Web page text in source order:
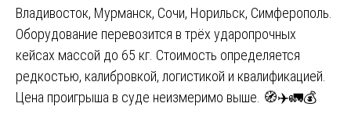
Владивосток, Мурманск, Сочи, Норильск, Симферополь.
Оборудование перевозится в трёх ударопрочных
кейсах массой до 65 кг. Стоимость определяется
редкостью, калибровкой, логистикой и квалификацией.
Цена проигрыша в суде неизмеримо выше. 🧭✈️🚛💰